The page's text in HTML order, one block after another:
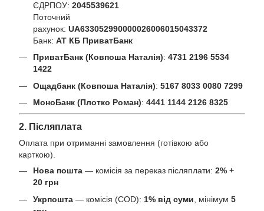
ЄДРПОУ: 2045539621
Поточний
рахунок: UA633052990000026006015043372
Банк: АТ КБ ПриватБанк
ПриватБанк (Ковпоша Наталія): 4731 2196 5534
1422
Ощадбанк (Ковпоша Наталія): 5167 8033 0080 7299
МоноБанк (Плотко Роман): 4441 1144 2126 8325
2. Післяплата
Оплата при отриманні замовлення (готівкою або
карткою).
Нова пошта — комісія за переказ післяплати: 2% +
20 грн
Укрпошта — комісія (COD): 1% від суми , мінімум 5